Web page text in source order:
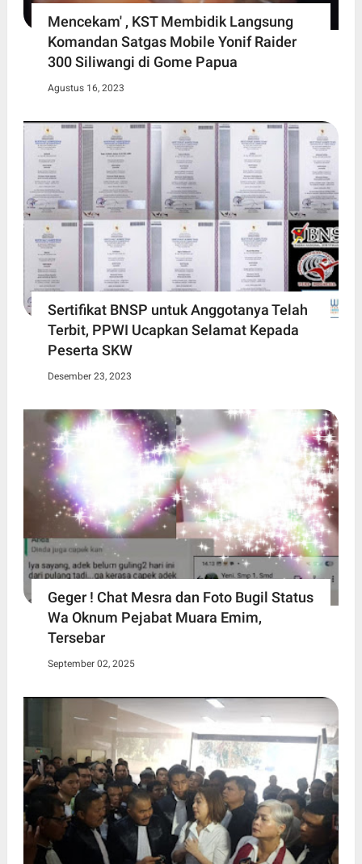
Mencekam' , KST Membidik Langsung
Komandan Satgas Mobile Yonif Raider
300 Siliwangi di Gome Papua
Agustus 16, 2023
Sertifikat BNSP untuk Anggotanya Telah
Terbit, PPWI Ucapkan Selamat Kepada
Peserta SKW
Desember 23, 2023
Geger ! Chat Mesra dan Foto Bugil Status
Wa Oknum Pejabat Muara Emim,
Tersebar
September 02, 2025